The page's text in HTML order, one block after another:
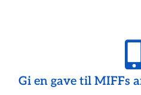
Gi en gave til MIFFs